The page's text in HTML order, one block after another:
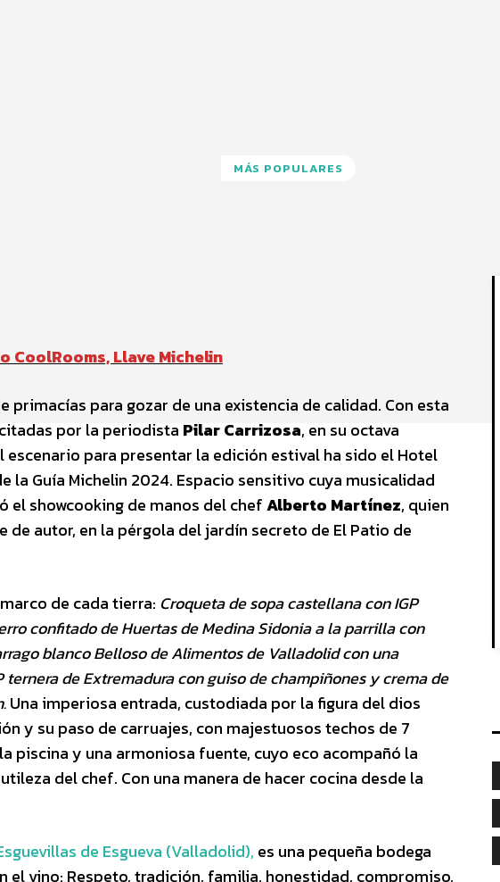
MÁS POPULARES
CoolRooms, Llave Michelin
para gozar de una existencia de calidad. Con esta
por la periodista Pilar Carrizosa, en su octava
para presentar la edición estival ha sido el Hotel
la Guía Michelin 2024. Espacio sensitivo cuya musicalidad
el showcooking de manos del chefAlberto Martínez, quien
autor, en la pérgola del jardín secreto de El Patio de
de cada tierra: Croqueta de sopa castellana con IGP
confitado de Huertas de Medina Sidonia a la parrilla con
blanco Belloso de Alimentos de Valladolid con una
de Extremadura con guiso de champiñones y crema de
Una imperiosa entrada, custodiada por la figura del dios
y su paso de carruajes, con majestuosos techos de 7
piscina y una armoniosa fuente, cuyo eco acompañó la
del chef. Con una manera de hacer cocina desde la
de Esgueva (Valladolid), es una pequeña bodega
vino: Respeto, tradición, familia, honestidad, compromiso,